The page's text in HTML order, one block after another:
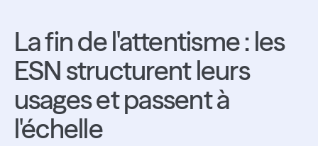
La fin de l'attentisme : les
ESN structurent leurs
usages et passent à
l'échelle